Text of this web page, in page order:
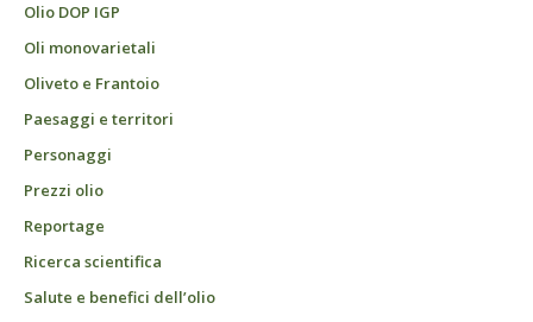
Olio DOP IGP
Oli monovarietali
Oliveto e Frantoio
Paesaggi e territori
Personaggi
Prezzi olio
Reportage
Ricerca scientifica
Salute e benefici dell’olio